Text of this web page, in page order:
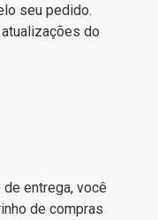
seu pedido.
do
entrega, você
de compras